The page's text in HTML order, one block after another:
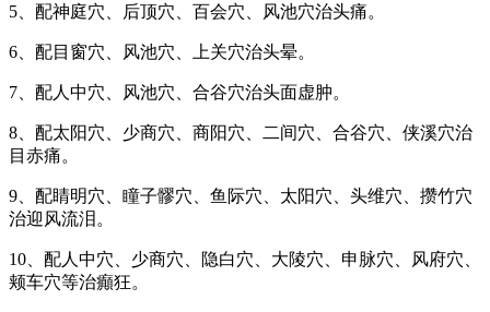
5、配神庭穴、后顶穴、百会穴、风池穴治头痛。
6、配目窗穴、风池穴、上关穴治头晕。
7、配人中穴、风池穴、合谷穴治头面虚肿。
8、配太阳穴、少商穴、商阳穴、二间穴、合谷穴、侠溪穴治
目赤痛。
9、配睛明穴、瞳子髎穴、鱼际穴、太阳穴、头维穴、攒竹穴
治迎风流泪。
10、配人中穴、少商穴、隐白穴、大陵穴、申脉穴、风府穴、
颊车穴等治癲狂。